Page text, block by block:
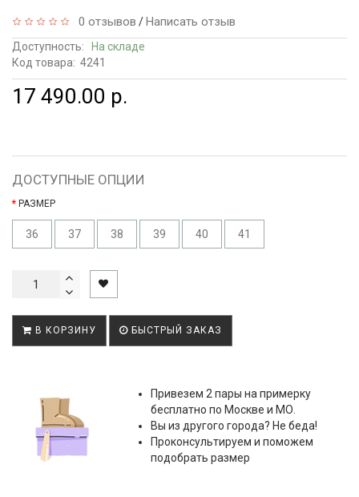
0 отзывов /Написать отзыв
Доступность:
На складе
Код товара: 4241
17 490.00 р.
ДОСТУПНЫЕ ОПЦИИ
РАЗМЕР
36 37 38 39 40 41
В КОРЗИНУ БЫСТРЫЙ ЗАКАЗ
Привезем 2 пары на примерку
бесплатно по Москве и МО.
Вы из другого города? Не беда!
Проконсультируем и поможем
подобрать размер